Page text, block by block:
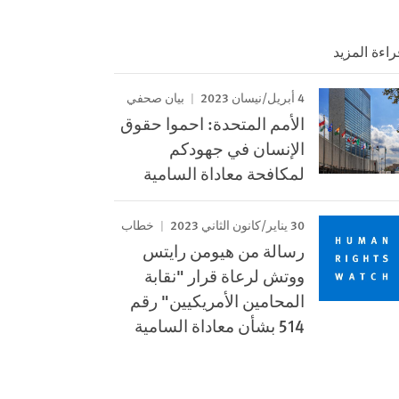
المزيد
4 أبريل/نيسان 2023 بيان صحفي
الأمم المتحدة: احموا حقوق
الإنسان في جهودكم
لمكافحة معاداة السامية
30 يناير/كانون الثاني 2023 خطاب
رسالة من هيومن رايتس
ووتش لرعاة قرار "نقابة
المحامين الأمريكيين" رقم
514 بشأن معاداة السامية